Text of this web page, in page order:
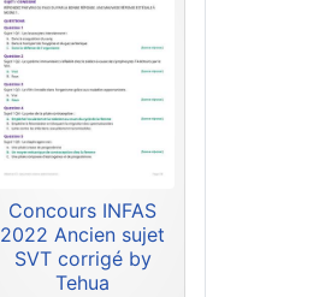
Concours INFAS
2022 Ancien sujet
SVT corrigé by
Tehua